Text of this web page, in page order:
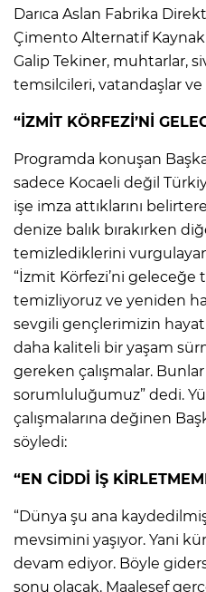
Darıca Aslan Fabrika
Çimento Alternatif
Galip Tekiner, muhtarlar,
temsilcileri, vatandaşlar
“İZMİT KÖRFEZİ’Nİ
Programda konuşan
sadece Kocaeli değil
işe imza attıklarını
denize balık bırakırken
temizlediklerini
“İzmit Körfezi’ni
temizliyoruz ve yeniden
sevgili gençlerimizin
daha kaliteli bir yaşam
gereken çalışmalar.
sorumluluğumuz” dedi.
çalışmalarına değinen
söyledi:
“EN CİDDİ İŞ
“Dünya şu ana kaydedilmiş
mevsimini yaşıyor. Yani
devam ediyor. Böyle
sonu olacak. Maalesef